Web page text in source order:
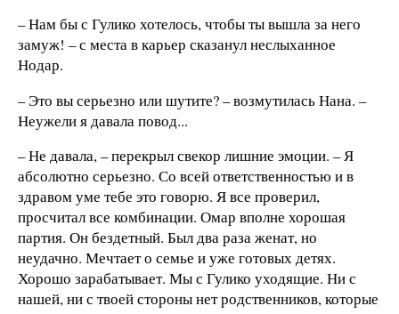
– Нам бы с Гулико хотелось, чтобы ты вышла за него
замуж! – с места в карьер сказанул неслыханное
Нодар.
– Это вы серьезно или шутите? – возмутилась Нана. –
Неужели я давала повод...
– Не давала, – перекрыл свекор лишние эмоции. – Я
абсолютно серьезно. Со всей ответственностью и в
здравом уме тебе это говорю. Я все проверил,
просчитал все комбинации. Омар вполне хорошая
партия. Он бездетный. Был два раза женат, но
неудачно. Мечтает о семье и уже готовых детях.
Хорошо зарабатывает. Мы с Гулико уходящие. Ни с
нашей, ни с твоей стороны нет родственников, которые